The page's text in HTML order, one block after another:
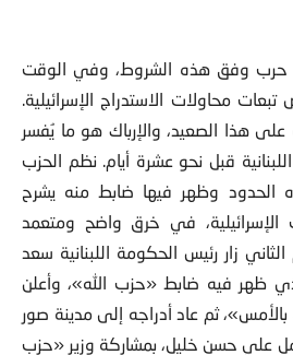
حرب وفق هذه الشروط، وفي الوقت
محاولات الاستدراج الإسرائيلية.
هذا الصعيد، والإرباك هو ما يُفسر
قبل نحو عشرة أيام. نظم الحزب
الحدود وظهر فيها ضابط منه يشرح
الإسرائيلية، في خرق واضح ومتعمد
اليوم الثاني زار رئيس الحكومة اللبنانية سعد
ظهر فيه ضابط «حزب الله»، وأعلن
ثم عاد أدراجه إلى مدينة صور
علي حسن خليل، بمشاركة وزير «حزب